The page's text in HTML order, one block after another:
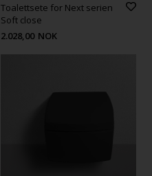
Toalettsete for Next serien
Soft close
2.028,00 NOK